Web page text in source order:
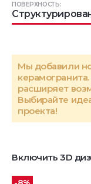
ПОВЕРХНОСТЬ:
Мы добавили
расширяет
Выбирайте
проекта!
Включить 3D